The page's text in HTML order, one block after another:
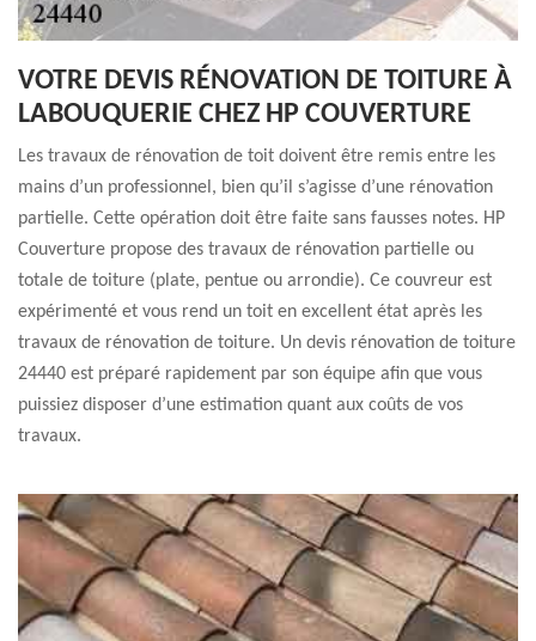
VOTRE DEVIS RÉNOVATION DE TOITURE À
LABOUQUERIE CHEZ HP COUVERTURE
Les travaux de rénovation de toit doivent être remis entre les
mains d’un professionnel, bien qu’il s’agisse d’une rénovation
partielle. Cette opération doit être faite sans fausses notes. HP
Couverture propose des travaux de rénovation partielle ou
totale de toiture (plate, pentue ou arrondie). Ce couvreur est
expérimenté et vous rend un toit en excellent état après les
travaux de rénovation de toiture. Un devis rénovation de toiture
24440 est préparé rapidement par son équipe afin que vous
puissiez disposer d’une estimation quant aux coûts de vos
travaux.